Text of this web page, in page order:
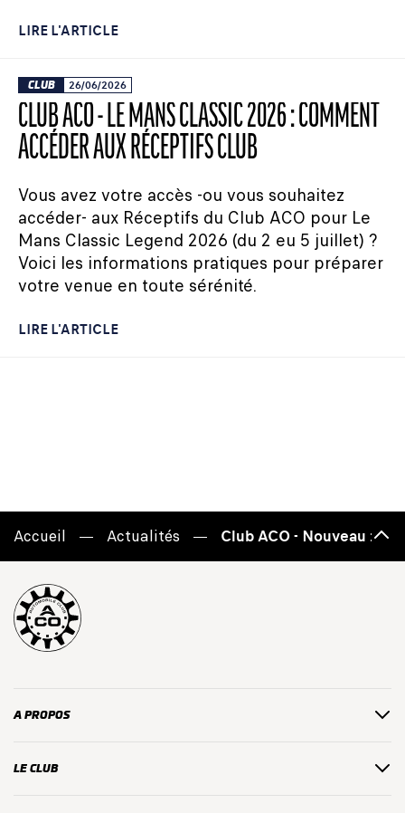
LIRE L'ARTICLE
CLUB 26/06/2026
CLUB ACO - LE MANS CLASSIC 2026 : COMMENT
ACCÉDER AUX RÉCEPTIFS CLUB
Vous avez votre accès -ou vous souhaitez
accéder- aux Réceptifs du Club ACO pour Le
Mans Classic Legend 2026 (du 2 eu 5 juillet) ?
Voici les informations pratiques pour préparer
votre venue en toute sérénité.
LIRE L'ARTICLE
Accueil Actualités Club ACO - Nouveau :Haut
page
A PROPOS
LE CLUB